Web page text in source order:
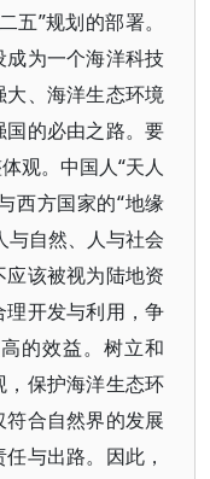
五”规划的部署。
为一个海洋科技
、海洋生态环境
的必由之路。要
观。中国人“天人
西方国家的“地缘
与自然、人与社会
该被视为陆地资
开发与利用，争
的效益。树立和
保护海洋生态环
合自然界的发展
与出路。因此，